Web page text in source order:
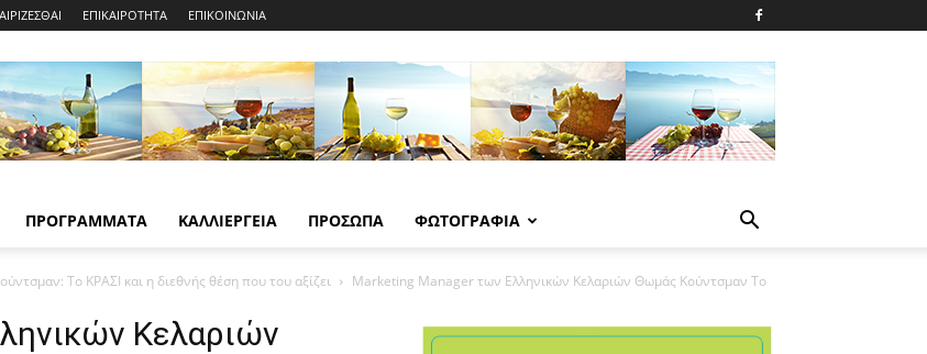
ΕΠΙΚΑΙΡΟΤΗΤΑ ΕΠΙΚΟΙΝΩΝΙΑ
ΠΡΟΓΡΑΜΜΑΤΑ ΚΑΛΛΙΕΡΓΕΙΑ ΠΡΟΣΩΠΑ ΦΩΤΟΓΡΑΦΙΑ
Το ΚΡΑΣΙ και η διεθνής θέση που του αξίζει
Marketing Manager των Ελληνικών Κελαριών Θωμάς Κούντσμαν Το
Κελαριών